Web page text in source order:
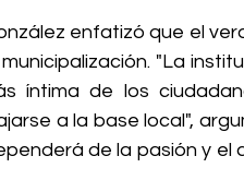
enfatizó que el
"La
íntima de los
a la base local",
de la pasión y